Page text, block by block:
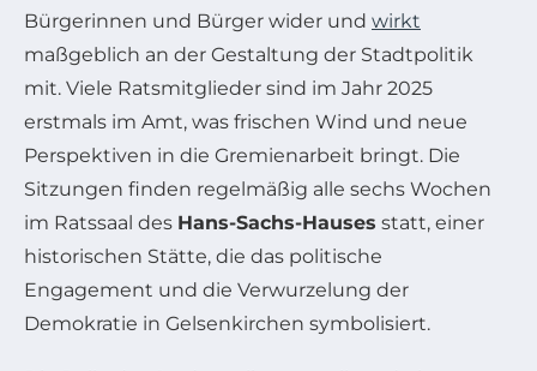
Bürgerinnen und Bürger wider und wirkt
maßgeblich an der Gestaltung der Stadtpolitik
mit. Viele Ratsmitglieder sind im Jahr 2025
erstmals im Amt, was frischen Wind und neue
Perspektiven in die Gremienarbeit bringt. Die
Sitzungen finden regelmäßig alle sechs Wochen
im Ratssaal des Hans-Sachs-Hauses statt, einer
historischen Stätte, die das politische
Engagement und die Verwurzelung der
Demokratie in Gelsenkirchen symbolisiert.